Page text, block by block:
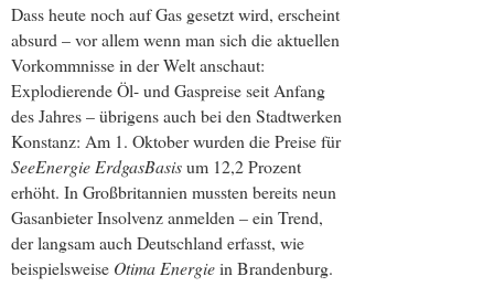
Dass heute noch auf Gas gesetzt wird, erscheint
absurd – vor allem wenn man sich die aktuellen
Vorkommnisse in der Welt anschaut:
Explodierende Öl- und Gaspreise seit Anfang
des Jahres – übrigens auch bei den Stadtwerken
Konstanz: Am 1. Oktober wurden die Preise für
SeeEnergie ErdgasBasisum 12,2 Prozent
erhöht. In Großbritannien mussten bereits neun
Gasanbieter Insolvenz anmelden – ein Trend,
der langsam auch Deutschland erfasst, wie
beispielsweise Otima Energiein Brandenburg.